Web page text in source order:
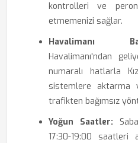
kontrolleri ve
etmemenizi sağlar.
Havalimanı
Havalimanı'ndan
numaralı hatlarla
sistemlere aktarma
trafikten bağımsız
Yoğun Saatler:
17:30-19:00 saatleri